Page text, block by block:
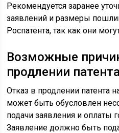
Рекомендуется заранее
заявлений и размеры
Роспатента, так как они
Возможные
продлении
Отказ в продлении
может быть обусловлен
подачи заявления и оплаты
Заявление должно быть